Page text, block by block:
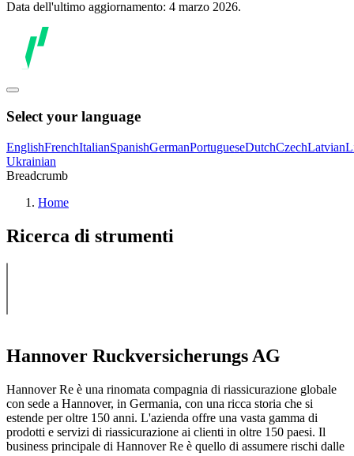
Data dell'ultimo aggiornamento: 4 marzo 2026.
Select your language
EnglishFrenchItalianSpanishGermanPortugueseDutchCzechLatvian
Ukrainian
Breadcrumb
Home
Ricerca di strumenti
Hannover Ruckversicherungs AG
Hannover Re è una rinomata compagnia di riassicurazione globale
con sede a Hannover, in Germania, con una ricca storia che si
estende per oltre 150 anni. L'azienda offre una vasta gamma di
prodotti e servizi di riassicurazione ai clienti in oltre 150 paesi. Il
business principale di Hannover Re è quello di assumere rischi dalle